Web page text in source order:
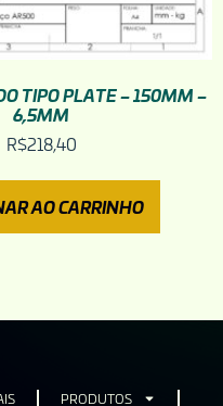
TIPO PLATE – 150MM –
6,5MM
R$218,40
AO CARRINHO
PRODUTOS